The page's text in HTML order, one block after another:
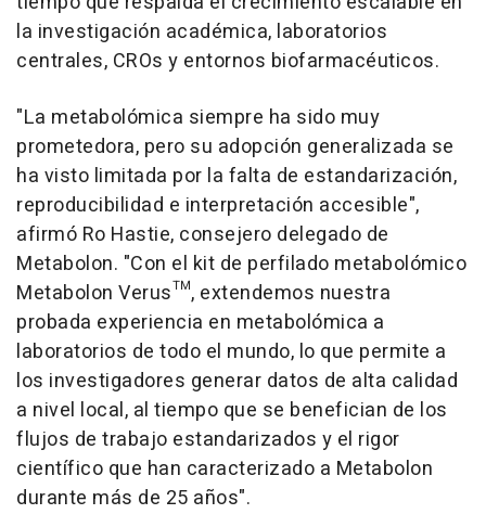
la investigación académica, laboratorios
centrales, CROs y entornos biofarmacéuticos.
"La metabolómica siempre ha sido muy
prometedora, pero su adopción generalizada se
ha visto limitada por la falta de estandarización,
reproducibilidad e interpretación accesible",
afirmó Ro Hastie, consejero delegado de
Metabolon. "Con el kit de perfilado metabolómico
Metabolon Verus™, extendemos nuestra
probada experiencia en metabolómica a
laboratorios de todo el mundo, lo que permite a
los investigadores generar datos de alta calidad
a nivel local, al tiempo que se benefician de los
flujos de trabajo estandarizados y el rigor
científico que han caracterizado a Metabolon
durante más de 25 años".